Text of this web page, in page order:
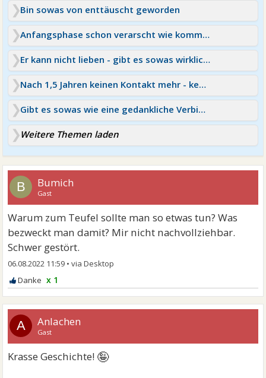
Bin sowas von enttäuscht geworden
Anfangsphase schon verarscht wie komm ich los von ihm
Er kann nicht lieben - gibt es sowas wirklich?
Nach 1,5 Jahren keinen Kontakt mehr - kennt ihr sowas?
Gibt es sowas wie eine gedankliche Verbindung?
Weitere Themen laden
B Bumich
Gast
Warum zum Teufel sollte man so etwas tun? Was
bezweckt man damit? Mir nicht nachvollziehbar.
Schwer gestört.
06.08.2022 11:59 •
x 1
A Anlachen
Gast
Krasse Geschichte! 🤪